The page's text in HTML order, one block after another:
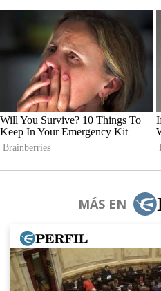
MÁS EN